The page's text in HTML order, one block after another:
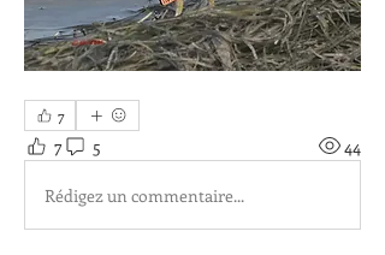
7
7 5 44
Rédigez un commentaire...